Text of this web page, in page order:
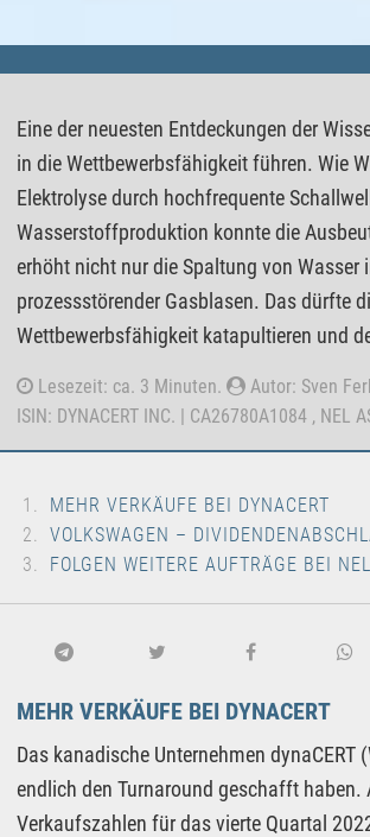
Eine der neuesten Entdeckungen der
in die Wettbewerbsfähigkeit führen. Wie
Elektrolyse durch hochfrequente
Wasserstoffproduktion konnte die
erhöht nicht nur die Spaltung von
prozessstörender Gasblasen. Das dürfte
Wettbewerbsfähigkeit katapultieren und
Lesezeit: ca. 3 Minuten.
Autor: Sven
ISIN: DYNACERT INC. | CA26780A1084 , NEL
MEHR VERKÄUFE BEI DYNACERT
VOLKSWAGEN –
FOLGEN WEITERE AUFTRÄGE BEI
MEHR VERKÄUFE BEI DYNACERT
Das kanadische Unternehmen
endlich den Turnaround geschafft
Verkaufszahlen für das vierte Quartal